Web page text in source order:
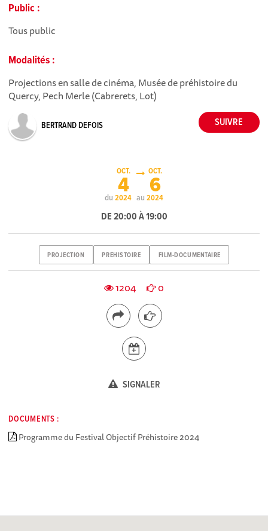
Public :
Tous public
Modalités :
Projections en salle de cinéma, Musée de préhistoire du
Quercy, Pech Merle (Cabrerets, Lot)
BERTRAND DEFOIS
du
OCT.
4
2024 au
OCT.
6
2024
DE 20:00 À 19:00
PROJECTION PREHISTOIRE FILM-DOCUMENTAIRE
1204 0
SIGNALER
DOCUMENTS :
Programme du Festival Objectif Préhistoire 2024